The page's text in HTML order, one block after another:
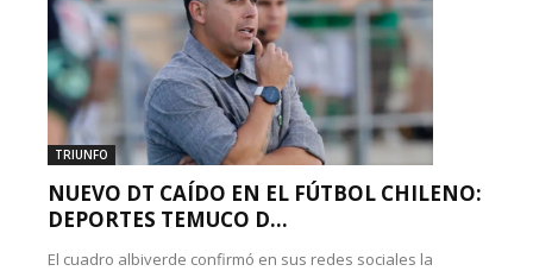
TRIUNFO
NUEVO DT CAÍDO EN EL FÚTBOL CHILENO:
DEPORTES TEMUCO D...
El cuadro albiverde confirmó en sus redes sociales la